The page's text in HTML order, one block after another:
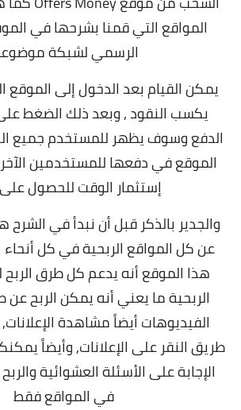
المواقع التي قمنا بشرحها في
الرسمي لشبكة
يمكن القيام بعد الدخول إلى
يكسب النقود , وبعد ذلك الضغط
الدفع وسوف يظهر للمستخدم جميع
الموقع في دفعها للمستخدمين
إستثمار الوقت للحصول
والجدير بالذكر قبل أن نبدأ في الشرح
عن كل المواقع الربحية في كل أنحاء
هذا الموقع أنه يدعم كل طرق الربح
الربحية ما يعني أنه يمكن الربح
الفيديوهات أيضاً مشاهدة
طريق النقر على الإعلانات, وأيضاً
الإجابة على الأسئلة العشوائية
في المواقع فقط